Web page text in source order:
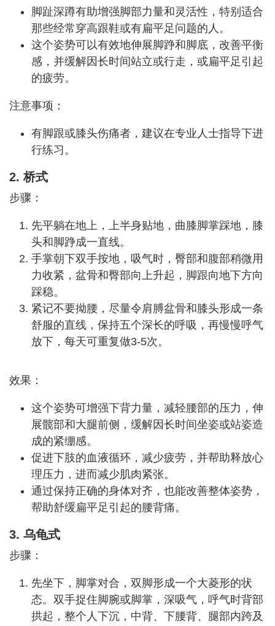
脚趾深蹲有助增强脚部力量和灵活性，特别适合
那些经常穿高跟鞋或有扁平足问题的人。
这个姿势可以有效地伸展脚踭和脚底，改善平衡
感，并缓解因长时间站立或行走，或扁平足引起
的疲劳。
注意事项：
有脚跟或膝头伤痛者，建议在专业人士指导下进
行练习。
2. 桥式
步骤：
先平躺在地上，上半身贴地，曲膝脚掌踩地，膝
头和脚踭成一直线。
手掌朝下双手按地，吸气时，臀部和腹部稍微用
力收紧，盆骨和臀部向上升起，脚跟向地下方向
踩稳。
紧记不要拗腰，尽量令肩膊盆骨和膝头形成一条
舒服的直线，保持五个深长的呼吸，再慢慢呼气
放下，每天可重复做3-5次。
效果：
这个姿势可增强下背力量，减轻腰部的压力，伸
展髋部和大腿前侧，缓解因长时间坐姿或站姿造
成的紧绷感。
促进下肢的血液循环，减少疲劳，并帮助释放心
理压力，进而减少肌肉紧张。
通过保持正确的身体对齐，也能改善整体姿势，
帮助舒缓扁平足引起的腰背痛。
3. 乌龟式
步骤：
先坐下，脚掌对合，双脚形成一个大菱形的状
态。双手捉住脚腕或脚掌，深吸气，呼气时背部
拱起，整个人下沉，中背、下腰背、腿部内跨及